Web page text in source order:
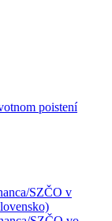
poistení
SZČO v